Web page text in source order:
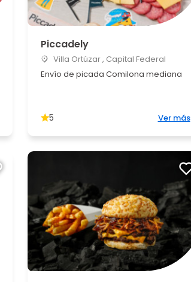
Piccadely
Villa Ortúzar , Capital Federal
Envío de picada Comilona mediana
5 Ver más